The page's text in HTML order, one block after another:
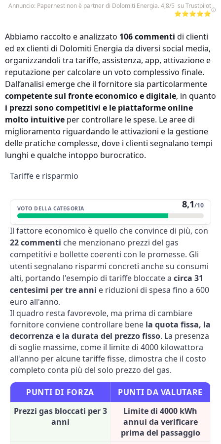
Annuncio: Papernest non è partner di Dolomiti Energia. 4,8/5 su Trustpilot
⭐⭐⭐⭐⭐
Abbiamo raccolto e analizzato 106 commenti di clienti
ed ex clienti di Dolomiti Energia da diversi social media,
organizzandoli tra tariffe, assistenza, app, attivazione e
reputazione per calcolare un voto complessivo finale.
Dall’analisi emerge che il fornitore sia particolarmente
competente sul fronte economico e digitale, in quanto
i prezzi sono competitivi e le piattaforme online
molto intuitiveper controllare le spese. Le aree di
miglioramento riguardando le attivazioni e la gestione
delle pratiche complesse, dove i clienti segnalano tempi
lunghi e qualche intoppo burocratico.
Tariffe e risparmio
VOTO DELLA CATEGORIA 8,1/10
Il fattore economico è quello che convince di più, con
22 commenti che menzionano prezzi del gas
competitivi e bollette coerenti con le promesse. Gli
utenti segnalano risparmi concreti anche su consumi
alti, portando l'esempio di tariffe bloccate a circa 31
centesimi per tre anni e riduzioni di spesa fino a 600
euro all'anno.
Il quadro resta favorevole, ma prima di cambiare
fornitore conviene controllare bene la quota fissa, la
decorrenza e la durata del prezzo fisso. La presenza
di soglie massime, come il limite di 4000 kilowattora
all'anno per alcune tariffe fisse, dimostra che il costo
completo conta più del solo prezzo del gas.
PUNTI DI FORZA
PUNTI DA VALUTARE
Prezzi gas bloccati per 3
anni
Limite di 4000 kWh
annui da verificare
prima del passaggio